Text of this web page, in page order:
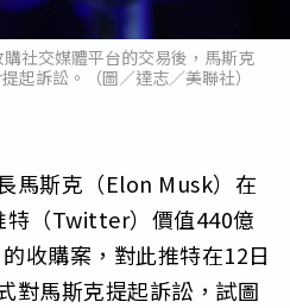
社交媒體平台的交易後，馬斯克
起訴訟。（圖／達志／美聯社）
馬斯克（Elon Musk）在
特（Twitter）價值440億
收購案，對此推特在12日
對馬斯克提起訴訟，試圖